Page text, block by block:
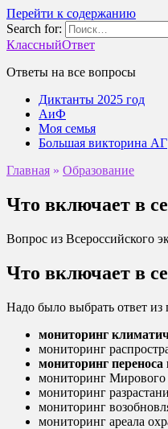
Перейти к содержанию
Search for:
КлассныйОтвет
Ответы на все вопросы
Диктанты 2025 год
АиФ
Моя семья
Большая викторина АГ
Главная » Образование
Что включает в
Вопрос из Всероссийского
Что включает в
Надо было выбрать ответ
мониторинг
мониторинг
мониторинг
мониторинг Мирового
мониторинг
мониторинг
мониторинг ареала